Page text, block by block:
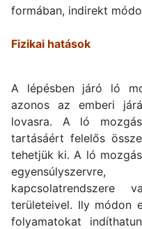
formában, indirekt
Fizikai hatások
A lépésben járó ló
azonos az emberi
lovasra. A ló
tartásáért felelős
tehetjük ki. A ló
kapcsolatrendszere
területeivel. Ily módon
folyamatokat